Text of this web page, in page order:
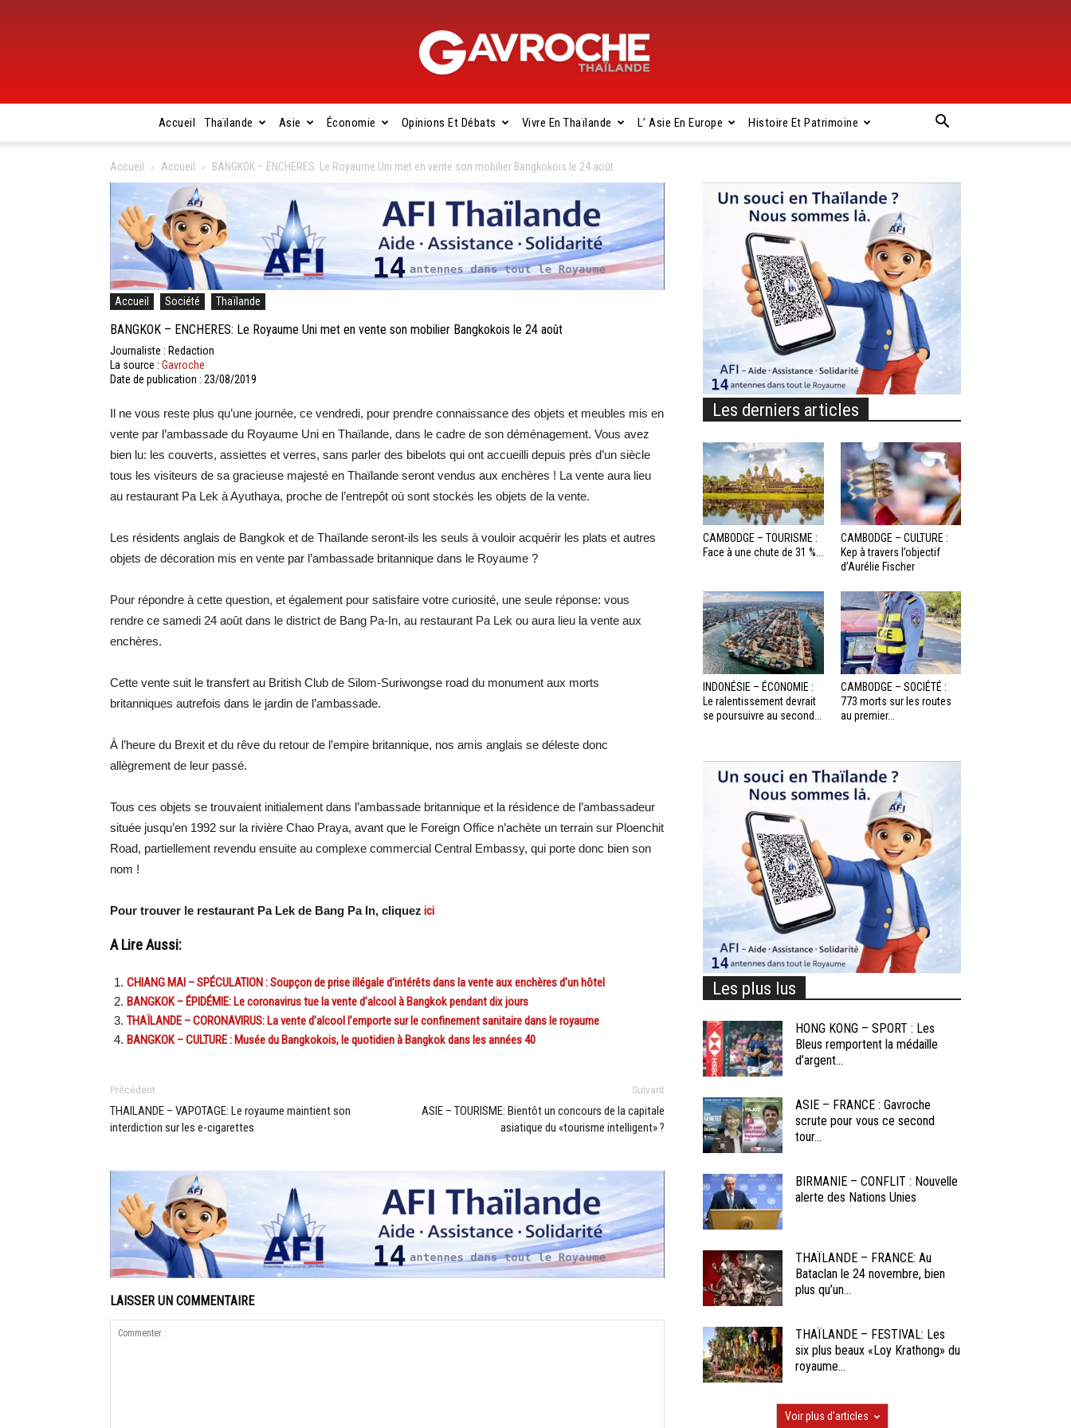
Gavroche
Thaïlande
Accueil Thaïlande Asie Économie Opinions Et Débats Vivre En Thaïlande L’ Asie En Europe Histoire Et Patrimoine
Accueil Accueil BANGKOK – ENCHERES: Le Royaume Uni met en vente son mobilier Bangkokois le 24 août
Accueil Société Thaïlande
BANGKOK – ENCHERES: Le Royaume Uni met en vente son mobilier Bangkokois le 24 août
Journaliste : Redaction
La source : Gavroche
Date de publication : 23/08/2019
Il ne vous reste plus qu’une journée, ce vendredi, pour prendre connaissance des objets et meubles mis en
vente par l’ambassade du Royaume Uni en Thaïlande, dans le cadre de son déménagement. Vous avez
bien lu: les couverts, assiettes et verres, sans parler des bibelots qui ont accueilli depuis près d’un siècle
tous les visiteurs de sa gracieuse majesté en Thaïlande seront vendus aux enchères ! La vente aura lieu
au restaurant Pa Lek à Ayuthaya, proche de l’entrepôt où sont stockés les objets de la vente.
Les résidents anglais de Bangkok et de Thaïlande seront-ils les seuls à vouloir acquérir les plats et autres
objets de décoration mis en vente par l’ambassade britannique dans le Royaume ?
Pour répondre à cette question, et également pour satisfaire votre curiosité, une seule réponse: vous
rendre ce samedi 24 août dans le district de Bang Pa-In, au restaurant Pa Lek ou aura lieu la vente aux
enchères.
Cette vente suit le transfert au British Club de Silom-Suriwongse road du monument aux morts
britanniques autrefois dans le jardin de l’ambassade.
À l’heure du Brexit et du rêve du retour de l’empire britannique, nos amis anglais se déleste donc
allègrement de leur passé.
Tous ces objets se trouvaient initialement dans l’ambassade britannique et la résidence de l’ambassadeur
située jusqu’en 1992 sur la rivière Chao Praya, avant que le Foreign Office n’achète un terrain sur Ploenchit
Road, partiellement revendu ensuite au complexe commercial Central Embassy, qui porte donc bien son
nom !
Pour trouver le restaurant Pa Lek de Bang Pa In, cliquez ici
A Lire Aussi:
CHIANG MAI – SPÉCULATION : Soupçon de prise illégale d’intérêts dans la vente aux enchères d’un hôtel
BANGKOK – ÉPIDÉMIE: Le coronavirus tue la vente d’alcool à Bangkok pendant dix jours
THAÏLANDE – CORONAVIRUS: La vente d’alcool l’emporte sur le confinement sanitaire dans le royaume
BANGKOK – CULTURE : Musée du Bangkokois, le quotidien à Bangkok dans les années 40
Précédent
THAILANDE – VAPOTAGE: Le royaume maintient son
interdiction sur les e-cigarettes
Suivant
ASIE – TOURISME: Bientôt un concours de la capitale
asiatique du «tourisme intelligent» ?
LAISSER UN COMMENTAIRE
Les derniers articles
CAMBODGE – TOURISME :
Face à une chute de 31 %...
CAMBODGE – CULTURE :
Kep à travers l’objectif
d’Aurélie Fischer
INDONÉSIE – ÉCONOMIE :
Le ralentissement devrait
se poursuivre au second...
CAMBODGE – SOCIÉTÉ :
773 morts sur les routes
au premier...
Les plus lus
HONG KONG – SPORT : Les
Bleus remportent la médaille
d’argent...
ASIE – FRANCE : Gavroche
scrute pour vous ce second
tour...
BIRMANIE – CONFLIT : Nouvelle
alerte des Nations Unies
THAÏLANDE – FRANCE: Au
Bataclan le 24 novembre, bien
plus qu’un...
THAÏLANDE – FESTIVAL: Les
six plus beaux «Loy Krathong» du
royaume...
Voir plus d'articles